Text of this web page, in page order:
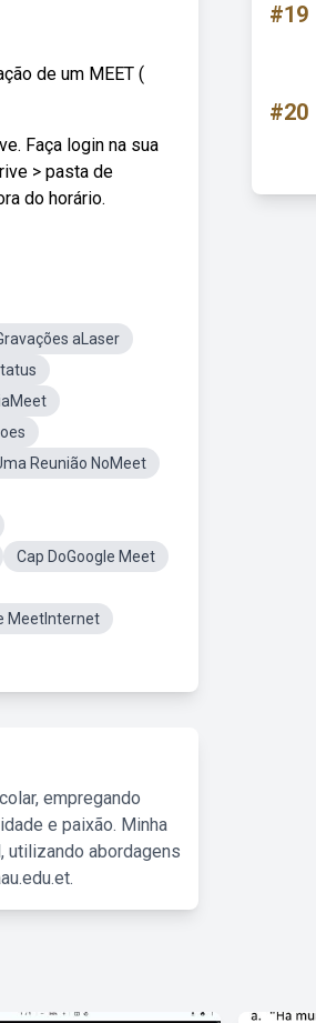
de um MEET (
Faça login na sua
> pasta de
do horário.
aLaser
Reunião NoMeet
Cap DoGoogle Meet
MeetInternet
empregando
e paixão. Minha
utilizando abordagens
#19
#20